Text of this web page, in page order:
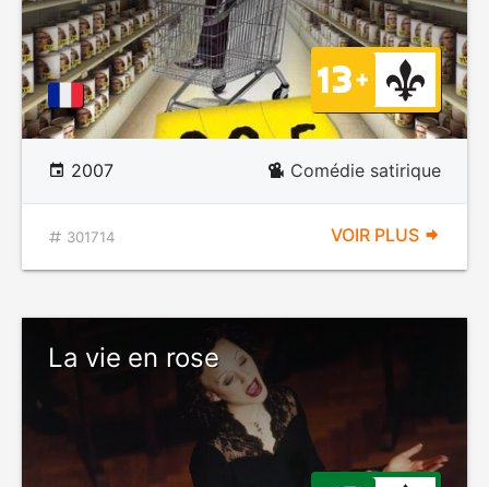
2007 Comédie satirique
301714 VOIR PLUS
La vie en rose